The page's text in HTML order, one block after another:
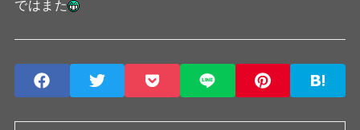
ではまた